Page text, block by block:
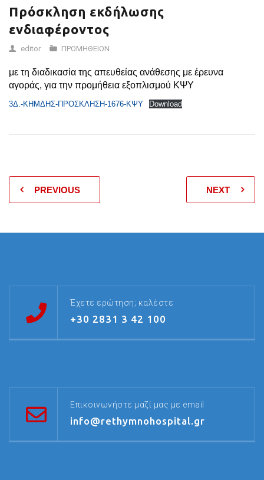
Πρόσκληση εκδήλωσης
ενδιαφέροντος
editor ΠΡΟΜΗΘΕΙΩΝ
με τη διαδικασία της απευθείας ανάθεσης με έρευνα
αγοράς, για την προμήθεια εξοπλισμού ΚΨΥ
3Δ.-ΚΗΜΔΗΣ-ΠΡΟΣΚΛΗΣΗ-1676-ΚΨΥ Download
PREVIOUS NEXT
Έχετε ερώτηση; καλέστε
+30 2831 3 42 100
Επικοινωνήστε μαζί μας με email
info@rethymnohospital.gr